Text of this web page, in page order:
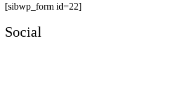
[sibwp_form id=22]
Social